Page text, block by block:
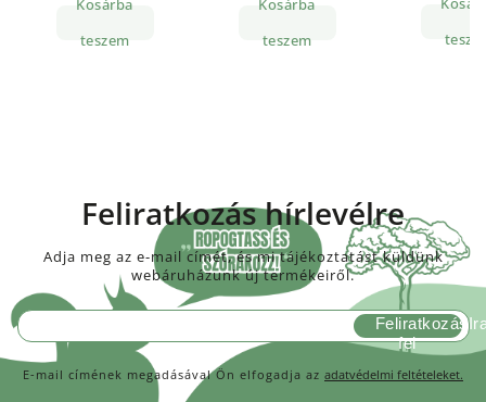
Kosárba
teszem
Kosárba
teszem
Feliratkozás hírlevélre
Adja meg az e-mail címét, és mi tájékoztatást küldünk
webáruházunk új termékeiről.
E-mail címének megadásával Ön elfogadja az adatvédelmi feltételeket.
Feliratkozás